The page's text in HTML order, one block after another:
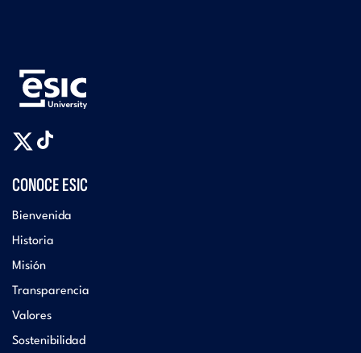
CONOCE ESIC
Bienvenida
Historia
Misión
Transparencia
Valores
Sostenibilidad